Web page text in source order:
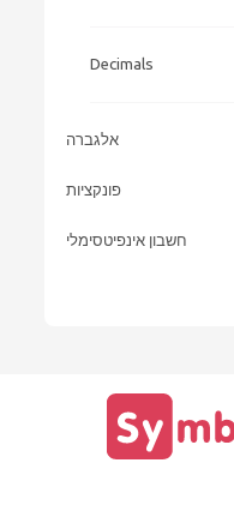
Decimals
אלגברה
פונקציות
חשבון אינפיטסימלי